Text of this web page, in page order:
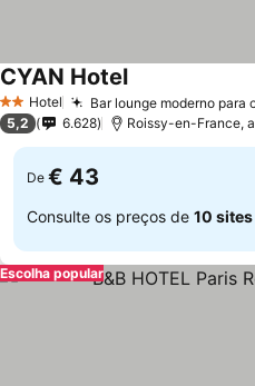
2 Estrelas
Hotel Bar lounge moderno para
CYAN Hotel
5,2 6.628 Roissy-en-France,
De € 43
Consulte os preços de 10 sites
Escolha popular